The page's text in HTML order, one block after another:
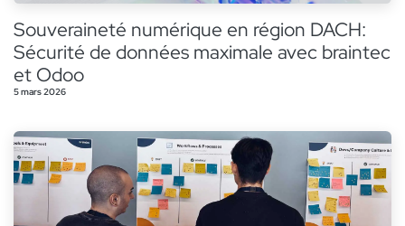
Souveraineté numérique en région DACH:
Sécurité de données maximale avec braintec
et Odoo
5 mars 2026